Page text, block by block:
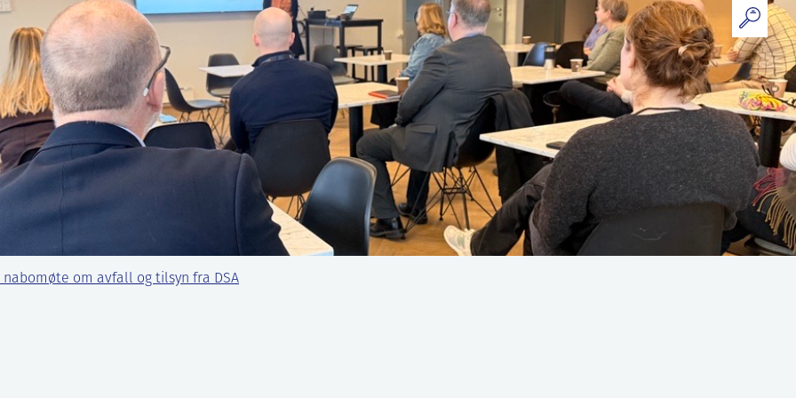
nabomøte om avfall og tilsyn fra DSA